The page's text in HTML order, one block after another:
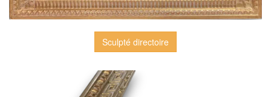
Sculpté directoire